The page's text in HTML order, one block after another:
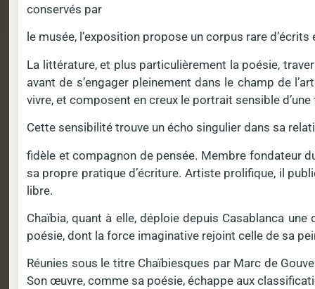
conservés par
le musée, l’exposition propose un corpus rare
La littérature, et plus particulièrement la poésie,
avant de s’engager pleinement dans le champ de
vivre, et composent en creux le portrait sensible
Cette sensibilité trouve un écho singulier dans sa
fidèle et compagnon de pensée. Membre fondateur
sa propre pratique d’écriture. Artiste prolifique, il
libre.
Chaïbia, quant à elle, déploie depuis Casablanca
poésie, dont la force imaginative rejoint celle de sa
Réunies sous le titre Chaïbiesques par Marc de
Son œuvre, comme sa poésie, échappe aux